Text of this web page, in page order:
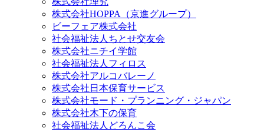
株式会社HOPPA（京進グループ）
ビーフェア株式会社
社会福祉法人ちとせ交友会
株式会社ニチイ学館
社会福祉法人フィロス
株式会社アルコバレーノ
株式会社日本保育サービス
株式会社モード・プランニング・ジャパン
株式会社木下の保育
社会福祉法人どろんこ会